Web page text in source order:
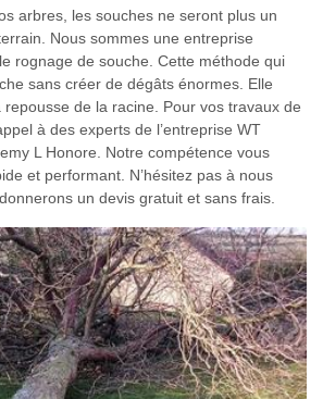
arbres, les souches ne seront plus un
Nous sommes une entreprise
rognage de souche. Cette méthode qui
sans créer de dégâts énormes. Elle
de la racine. Pour vos travaux de
à des experts de l’entreprise WT
L Honore. Notre compétence vous
et performant. N’hésitez pas à nous
un devis gratuit et sans frais.